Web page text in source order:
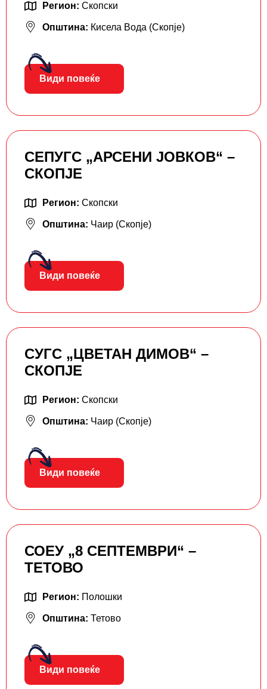
Регион: Скопски
Општина: Кисела Вода (Скопје)
Види повеќе
СЕПУГС „АРСЕНИ ЈОВКОВ“ –
СКОПЈЕ
Регион: Скопски
Општина: Чаир (Скопје)
Види повеќе
СУГС „ЦВЕТАН ДИМОВ“ –
СКОПЈЕ
Регион: Скопски
Општина: Чаир (Скопје)
Види повеќе
СОЕУ „8 СЕПТЕМВРИ“ –
ТЕТОВО
Регион: Полошки
Општина: Тетово
Види повеќе